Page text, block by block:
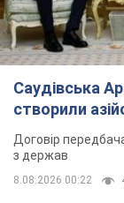
Саудівська
створили
Договір
з держав
8.08.2026 00:22